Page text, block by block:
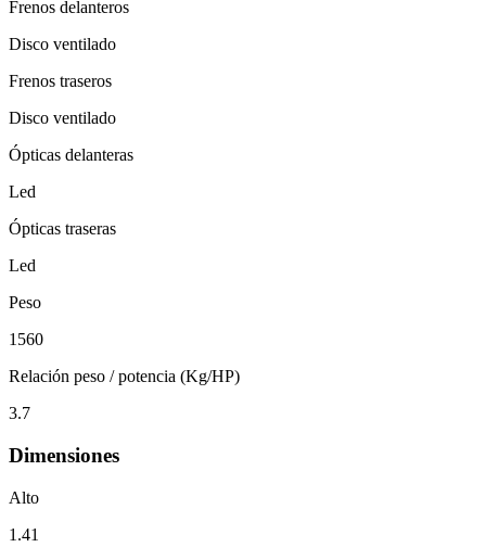
Frenos delanteros
Disco ventilado
Frenos traseros
Disco ventilado
Ópticas delanteras
Led
Ópticas traseras
Led
Peso
1560
Relación peso / potencia (Kg/HP)
3.7
Dimensiones
Alto
1.41